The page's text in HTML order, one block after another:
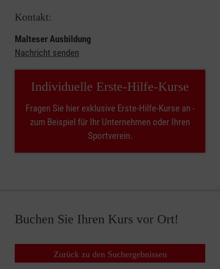
Kontakt:
Malteser Ausbildung
Nachricht senden
Individuelle Erste-Hilfe-Kurse
Fragen Sie hier exklusive Erste-Hilfe-Kurse an -
zum Beispiel für Ihr Unternehmen oder Ihren
Sportverein.
Buchen Sie Ihren Kurs vor Ort!
Zurück zu den Suchergebnissen